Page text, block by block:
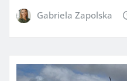
Gabriela Zapolska